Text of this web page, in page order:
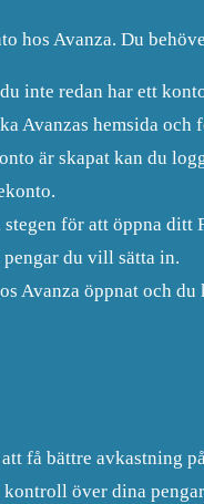
hos Avanza. Du
inte redan har ett
Avanzas hemsida och
är skapat kan du
för att öppna ditt
du vill sätta in.
Avanza öppnat och
få bättre avkastning
över dina